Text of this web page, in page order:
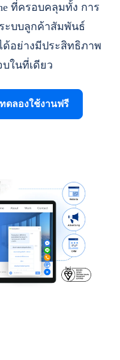
ที่ครอบคลุมทั้ง การ
ะบบลูกค้าสัมพันธ์
อย่างมีประสิทธิภาพ
ในที่เดียว
ทดลองใช้งานฟรี